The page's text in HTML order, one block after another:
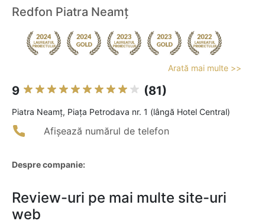
Redfon Piatra Neamţ
Arată mai multe >>
9 (81)
Piatra Neamţ, Piața Petrodava nr. 1 (lângă Hotel Central)
Afișează numărul de telefon
Despre companie:
Review-uri pe mai multe site-uri
web